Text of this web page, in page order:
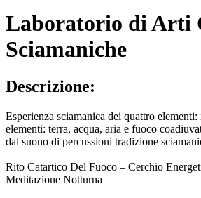
Laboratorio di Arti
Sciamaniche
Descrizione:
Esperienza sciamanica dei quattro
elementi: terra, acqua, aria e fuoco
dal suono di percussioni tradizione
Rito Catartico Del Fuoco – Cerchio
Meditazione Notturna